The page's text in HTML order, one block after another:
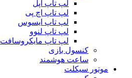
لپ تاپ اپل
لپ تاپ اچ پی
لپ تاپ ایسوس
لپ تاپ لنوو
لپ تاپ مایکروسافت
کنسول بازی
ساعت هوشمند
موتور سیکلت